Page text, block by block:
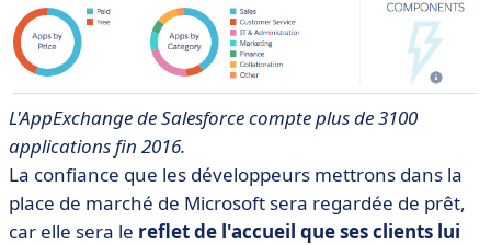
L'AppExchange de Salesforce compte plus de 3100
applications fin 2016.
La confiance que les développeurs mettrons dans la
place de marché de Microsoft sera regardée de prêt,
car elle sera le reflet de l'accueil que ses clients lui